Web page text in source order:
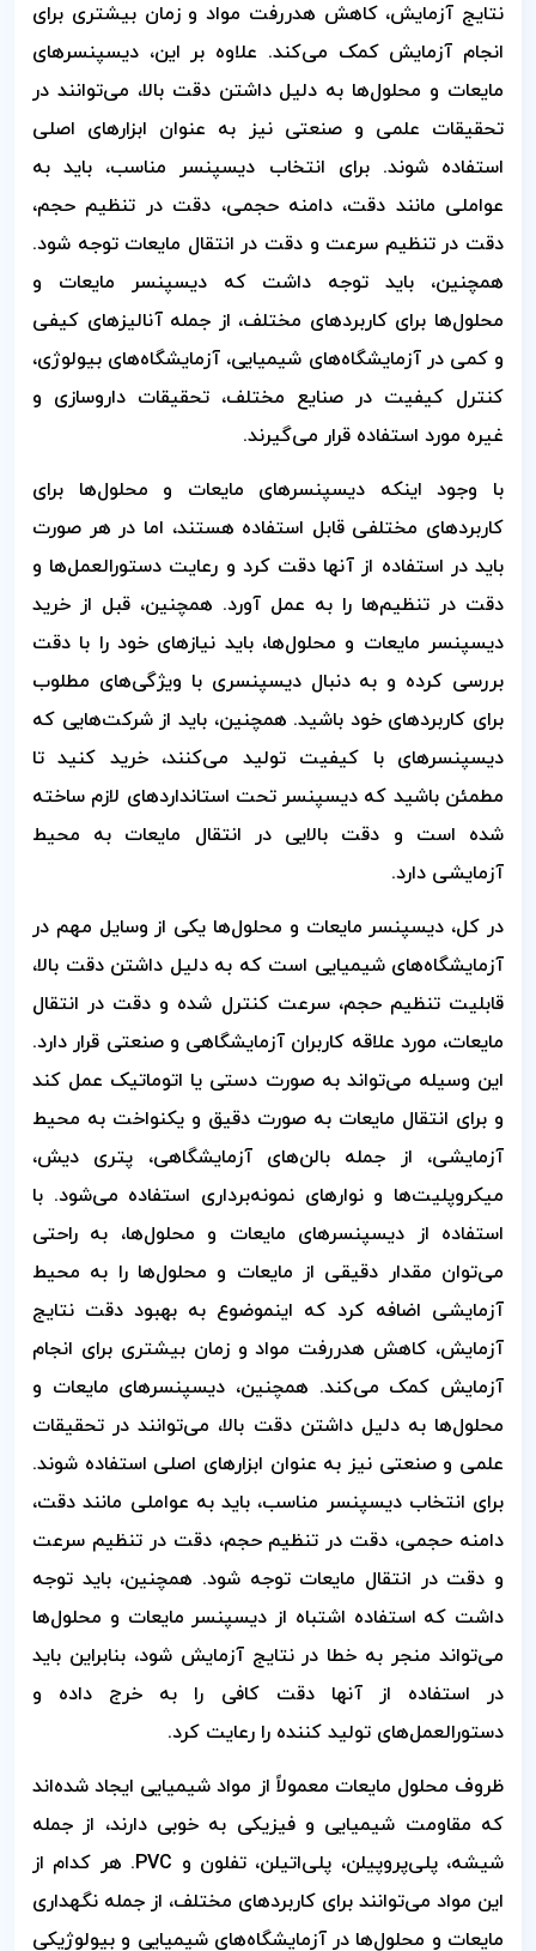
نتایج آزمایش، کاهش هدررفت مواد و زمان بیشتری برای
انجام آزمایش کمک می‌کند. علاوه بر این، دیسپنسرهای
مایعات و محلول‌ها به دلیل داشتن دقت بالا، می‌توانند در
تحقیقات علمی و صنعتی نیز به عنوان ابزارهای اصلی
استفاده شوند. برای انتخاب دیسپنسر مناسب، باید به
عواملی مانند دقت، دامنه حجمی، دقت در تنظیم حجم،
دقت در تنظیم سرعت و دقت در انتقال مایعات توجه شود.
همچنین، باید توجه داشتکه دیسپنسر مایعات و
محلول‌ها برای کاربردهای مختلف، از جمله آنالیزهای کیفی
و کمی در آزمایشگاه‌های شیمیایی، آزمایشگاه‌های بیولوژی،
کنترل کیفیت در صنایع مختلف، تحقیقات داروسازی و
غیره مورد استفاده قرار می‌گیرند.
با وجود اینکه دیسپنسرهای مایعات و محلول‌ها برای
کاربردهای مختلفی قابل استفاده هستند، اما در هر صورت
باید در استفاده از آنها دقت کرد و رعایت دستورالعمل‌ها و
دقت در تنظیم‌ها را به عمل آورد. همچنین، قبل از خرید
دیسپنسر مایعات و محلول‌ها، باید نیازهای خود را با دقت
بررسی کرده و به دنبال دیسپنسری با ویژگی‌های مطلوب
برای کاربردهای خود باشید. همچنین، باید از شرکت‌هایی که
دیسپنسرهای با کیفیت تولید می‌کنند، خرید کنید تا
مطمئن باشید که دیسپنسر تحت استانداردهای لازم ساخته
شده است و دقت بالایی در انتقال مایعات به محیط
آزمایشی دارد.
در کل، دیسپنسر مایعات و محلول‌ها یکی از وسایل مهم در
آزمایشگاه‌های شیمیایی است که به دلیل داشتن دقت بالا،
قابلیت تنظیم حجم، سرعت کنترل شده و دقت در انتقال
مایعات، مورد علاقه کاربران آزمایشگاهی و صنعتی قرار دارد.
این وسیله می‌تواند به صورت دستی یا اتوماتیک عمل کند
و برای انتقال مایعات به صورت دقیق و یکنواخت به محیط
آزمایشی، از جمله بالن‌های آزمایشگاهی، پتری دیش،
میکروپلیت‌ها و نوارهای نمونه‌برداری استفاده می‌شود. با
استفاده از دیسپنسرهای مایعات و محلول‌ها، به راحتی
می‌توان مقدار دقیقی از مایعات و محلول‌ها را به محیط
آزمایشی اضافه کرد که اینموضوع به بهبود دقت نتایج
آزمایش، کاهش هدررفت مواد و زمان بیشتری برای انجام
آزمایش کمک می‌کند. همچنین، دیسپنسرهای مایعات و
محلول‌ها به دلیل داشتن دقت بالا، می‌توانند در تحقیقات
علمی و صنعتی نیز به عنوان ابزارهای اصلی استفاده شوند.
برای انتخاب دیسپنسر مناسب، باید به عواملی مانند دقت،
دامنه حجمی، دقت در تنظیم حجم، دقت در تنظیم سرعت
و دقت در انتقال مایعات توجه شود. همچنین، باید توجه
داشت که استفاده اشتباه از دیسپنسر مایعات و محلول‌ها
می‌تواند منجر به خطا در نتایج آزمایش شود، بنابراین باید
در استفاده از آنها دقت کافی را به خرج داده و
دستورالعمل‌های تولید کننده را رعایت کرد.
ظروف محلول مایعات معمولاً از مواد شیمیایی ایجاد شده‌اند
که مقاومت شیمیایی و فیزیکی به خوبی دارند، از جمله
شیشه، پلی‌پروپیلن، پلی‌اتیلن، تفلون و PVC. هر کدام از
این مواد می‌توانند برای کاربردهای مختلف، از جمله نگهداری
مایعات و محلول‌ها در آزمایشگاه‌های شیمیایی و بیولوژیکی